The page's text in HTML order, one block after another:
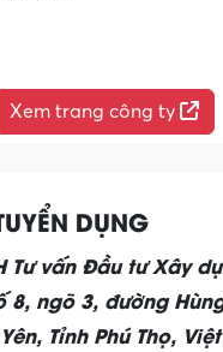
Xem trang công ty
DỤNG
Tư vấn Đầu tư Xây
8, ngõ 3, đường
Tỉnh Phú Thọ,